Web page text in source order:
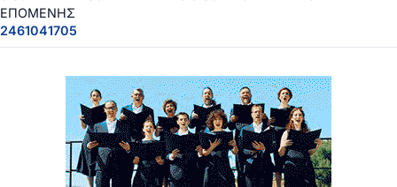
ΕΠΟΜΕΝΗΣ
2461041705